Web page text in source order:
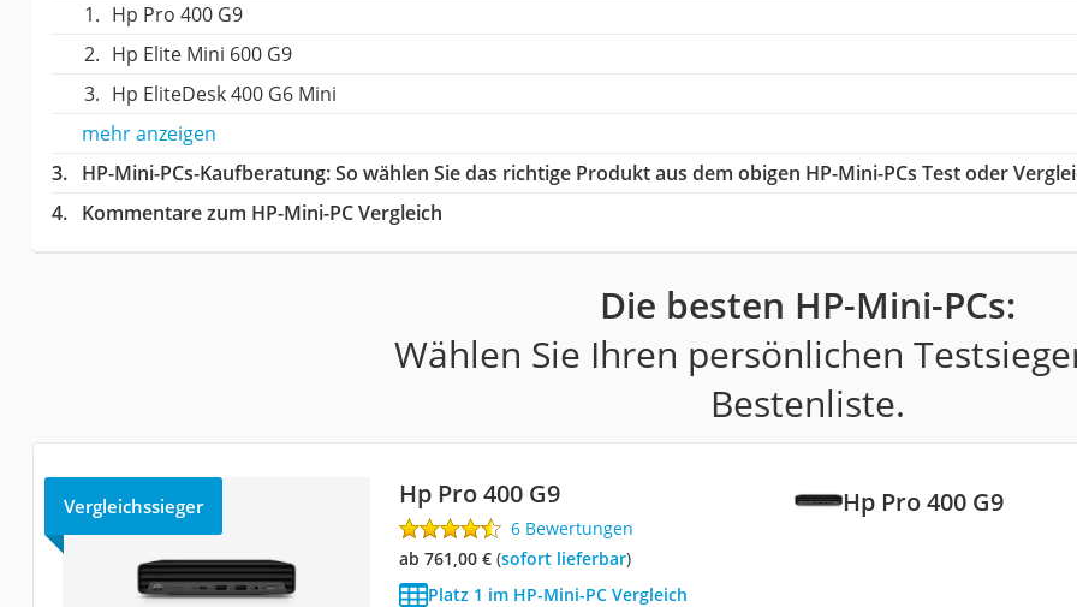
Hp Pro 400 G9
Hp Elite Mini 600 G9
Hp EliteDesk 400 G6 Mini
mehr anzeigen
HP-Mini-PCs-Kaufberatung: So wählen Sie das richtige Produkt aus dem obigen HP-Mini-PCs Test oder
Kommentare zum HP-Mini-PC Vergleich
Die besten HP-Mini-PCs:
Wählen Sie Ihren persönlichen
Bestenliste.
Hp Pro 400 G9
Vergleichssieger Hp Pro 400 G9
6 Bewertungen
ab 761,00 €( Sofort lieferbar)
Platz 1 im HP-Mini-PC Vergleich